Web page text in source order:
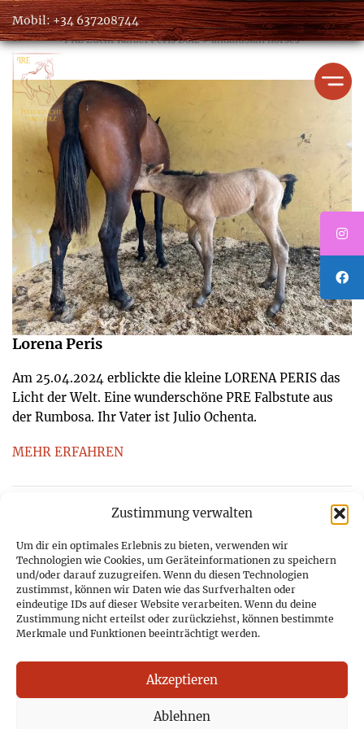
Zustimmung verwalten
Um dir ein optimales Erlebnis zu bieten, verwenden wir
Technologien wie Cookies, um Geräteinformationen zu speichern
und/oder darauf zuzugreifen. Wenn du diesen Technologien
zustimmst, können wir Daten wie das Surfverhalten oder
eindeutige IDs auf dieser Website verarbeiten. Wenn du deine
Zustimmung nicht erteilst oder zurückziehst, können bestimmte
Merkmale und Funktionen beeinträchtigt werden.
Akzeptieren
Ablehnen
Mobil: +34 637208744
PRE Zucht Rafael Peris Dolz>andalusian horses
Lorena Peris
Am 25.04.2024 erblickte die kleine LORENA PERIS das
Licht der Welt. Eine wunderschöne PRE Falbstute aus
der Rumbosa. Ihr Vater ist Julio Ochenta.
MEHR ERFAHREN
Pferdezucht Peris Dolz
Calle Ingeniero Manuel Maese, Num. 18
Jahrgang 2022
Jahrgang 2023
Jahrgang 2024